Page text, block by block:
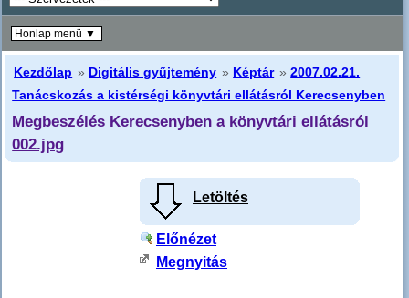
Kezdőlap » Digitális gyűjtemény » Képtár »2007.02.21.
Tanácskozás a kistérségi könyvtári ellátásról Kerecsenyben
Megbeszélés Kerecsenyben a könyvtári ellátásról
002.jpg
Letöltés
Előnézet
Megnyitás
Honlap menü ▼